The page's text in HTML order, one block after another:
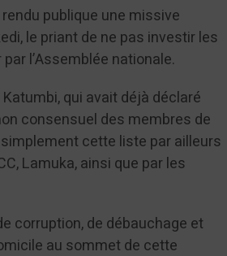
publique une missive
le priant de ne pas investir les
l’Assemblée nationale.
qui avait déjà déclaré
consensuel des membres de
cette liste par ailleurs
Lamuka, ainsi que par les
corruption, de débauchage et
au sommet de cette